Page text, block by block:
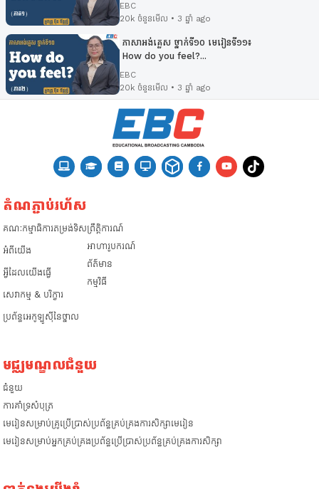
អក្សរសាស្រ្ដខ្មែរ ថ្នាក់ទី១២ មេរៀនទី6៖ របាំព្រះរា...
EBC
អក្សរសាស្រ្ដខ្មែរ ថ្នាក់ទី១២ មេរៀនទី៩ ៖ ទំនាក់ទំន...
EBC
អក្សរសាស្រ្ដខ្មែរ ថ្នាក់ទី១២ មេរៀនទី៩ ៖ ទំនាក់ទំន...
EBC
EBC
20k ចំនួនមើល • 3 ឆ្នាំ ago
ភាសាអង់គ្លេស ថ្នាក់ទី១០ មេរៀនទី១១៖​
How do you feel?...
EBC
20k ចំនួនមើល • 3 ឆ្នាំ ago
តំណភ្ជាប់រហ័ស
គណៈកម្មាធិការតម្រង់ទិស
អំពី​យើង
អ្វីដែលយើងធ្វើ
សេវាកម្ម & បរិក្ខារ
ប្រព័ន្ធអេកូឡូស៊ីនៃថ្នាល
ព្រឹត្តិការណ៍
អាហារូបករណ៍
ព័ត៌មាន
កម្មវិធី
មជ្ឈមណ្ឌលជំនួយ
ជំនួយ
​ការគាំទ្រសំបុត្រ
មេរៀនសម្រាប់គ្រូប្រើប្រាស់ប្រព័ន្ធគ្រប់គ្រងការសិក្សាមេរៀន
មេរៀនសម្រាប់អ្នកគ្រប់គ្រងប្រព័ន្ធប្រើប្រាស់ប្រព័ន្ធគ្រប់គ្រងការសិក្សា